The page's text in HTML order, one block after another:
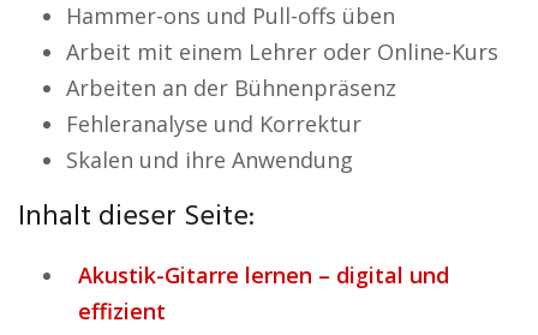
Hammer-ons und Pull-offs üben
Arbeit mit einem Lehrer oder Online-Kurs
Arbeiten an der Bühnenpräsenz
Fehleranalyse und Korrektur
Skalen und ihre Anwendung
Inhalt dieser Seite:
Akustik-Gitarre lernen – digital und
effizient